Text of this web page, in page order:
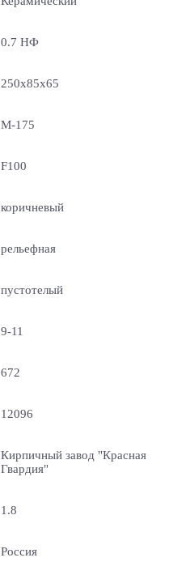
0.7 НФ
250x85x65
М-175
F100
коричневый
рельефная
пустотелый
9-11
672
12096
Кирпичный завод "Красная
Гвардия"
1.8
Россия